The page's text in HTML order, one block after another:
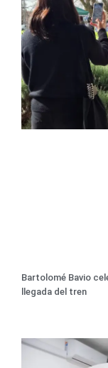
Bartolomé Bavio
llegada del tren